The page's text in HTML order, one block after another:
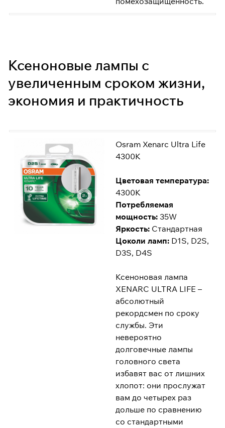
Ксеноновые лампы с
увеличенным сроком жизни,
экономия и практичность
Osram Xenarc Ultra Life
4300K
Цветовая температура:
4300K
Потребляемая
мощность: 35W
Яркость: Стандартная
Цоколи ламп: D1S, D2S,
D3S, D4S
Ксеноновая лампа
XENARC ULTRA LIFE –
абсолютный
рекордсмен по сроку
службы. Эти
невероятно
долговечные лампы
головного света
избавят вас от лишних
хлопот: они прослужат
вам до четырех раз
дольше по сравнению
со стандартными